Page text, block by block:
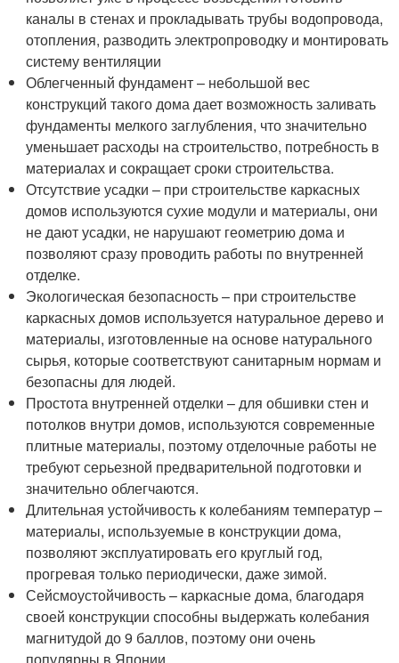
каналы в стенах и прокладывать трубы водопровода,
отопления, разводить электропроводку и монтировать
систему вентиляции
Облегченный фундамент – небольшой вес
конструкций такого дома дает возможность заливать
фундаменты мелкого заглубления, что значительно
уменьшает расходы на строительство, потребность в
материалах и сокращает сроки строительства.
Отсутствие усадки – при строительстве каркасных
домов используются сухие модули и материалы, они
не дают усадки, не нарушают геометрию дома и
позволяют сразу проводить работы по внутренней
отделке.
Экологическая безопасность – при строительстве
каркасных домов используется натуральное дерево и
материалы, изготовленные на основе натурального
сырья, которые соответствуют санитарным нормам и
безопасны для людей.
Простота внутренней отделки – для обшивки стен и
потолков внутри домов, используются современные
плитные материалы, поэтому отделочные работы не
требуют серьезной предварительной подготовки и
значительно облегчаются.
Длительная устойчивость к колебаниям температур –
материалы, используемые в конструкции дома,
позволяют эксплуатировать его круглый год,
прогревая только периодически, даже зимой.
Сейсмоустойчивость – каркасные дома, благодаря
своей конструкции способны выдержать колебания
магнитудой до 9 баллов, поэтому они очень
популярны в Японии.